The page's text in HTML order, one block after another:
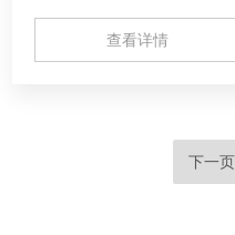
查看详情
下一页